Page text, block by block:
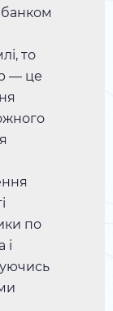
то
— це
по
і